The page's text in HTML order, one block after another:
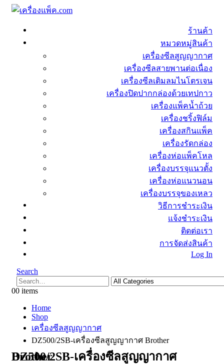
ร้านค้า
หมวดหมู่สินค้า
เครื่องซีลสูญญากาศ
เครื่องซีลสายพานต่อเนื่อง
เครื่องซีลเติมลมไนโตรเจน
เครื่องปิดปากกล่องด้วยเทปกาว
เครื่องแพ็คน้ำถ้วย
เครื่องชริ้งฟิล์ม
เครื่องสกินแพ็ค
เครื่องรัดกล่อง
เครื่องห่อแพ็คโหล
เครื่องบรรจุแนวตั้ง
เครื่องห่อแนวนอน
เครื่องบรรจุของเหลว
วิธีการชำระเงิน
แจ้งชำระเงิน
ติดต่อเรา
การจัดส่งสินค้า
Log In
Search
00 items
Home
Shop
เครื่องซีลสูญญากาศ
DZ500/2SB-เครื่องซีลสูญญากาศ Brother
DZ500/2SB-เครื่องซีลสูญญากาศ Brother